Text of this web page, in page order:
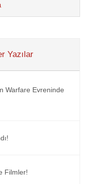
Yazılar
Warfare Evreninde
Filmler!